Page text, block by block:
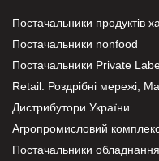
Постачальники продуктів
Постачальники nonfood
Постачальники Private
Retail. Роздрібні мережі,
Дистрибутори України
Агропромисловий
Постачальники обладнання